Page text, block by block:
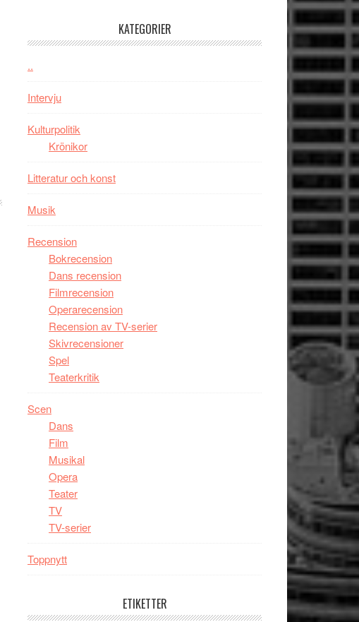
kan
KATEGORIER
..
Intervju
Kulturpolitik
Krönikor
Litteratur och konst
Musik
Recension
Bokrecension
Dans recension
Filmrecension
Operarecension
Recension av TV-serier
Skivrecensioner
Spel
Teaterkritik
Scen
Dans
Film
Musikal
Opera
Teater
TV
TV-serier
Toppnytt
ETIKETTER